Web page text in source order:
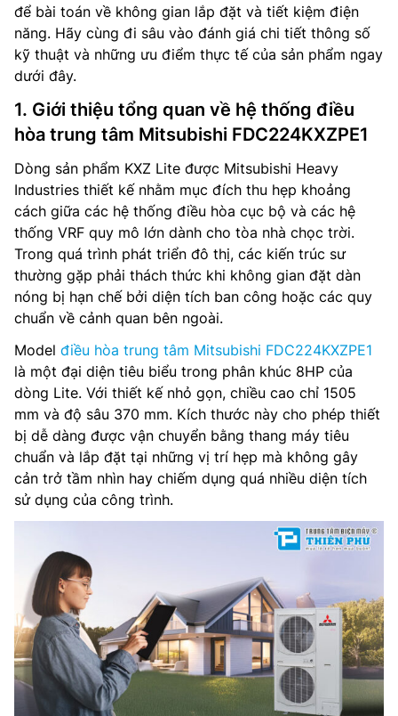
để bài toán về không gian lắp đặt và tiết kiệm điện
năng. Hãy cùng đi sâu vào đánh giá chi tiết thông số
kỹ thuật và những ưu điểm thực tế của sản phẩm ngay
dưới đây.
1. Giới thiệu tổng quan về hệ thống điều
hòa trung tâm Mitsubishi FDC224KXZPE1
Dòng sản phẩm KXZ Lite được Mitsubishi Heavy
Industries thiết kế nhằm mục đích thu hẹp khoảng
cách giữa các hệ thống điều hòa cục bộ và các hệ
thống VRF quy mô lớn dành cho tòa nhà chọc trời.
Trong quá trình phát triển đô thị, các kiến trúc sư
thường gặp phải thách thức khi không gian đặt dàn
nóng bị hạn chế bởi diện tích ban công hoặc các quy
chuẩn về cảnh quan bên ngoài.
Model điều hòa trung tâm Mitsubishi FDC224KXZPE1
là một đại diện tiêu biểu trong phân khúc 8HP của
dòng Lite. Với thiết kế nhỏ gọn, chiều cao chỉ 1505
mm và độ sâu 370 mm. Kích thước này cho phép thiết
bị dễ dàng được vận chuyển bằng thang máy tiêu
chuẩn và lắp đặt tại những vị trí hẹp mà không gây
cản trở tầm nhìn hay chiếm dụng quá nhiều diện tích
sử dụng của công trình.